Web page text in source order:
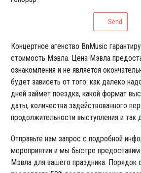
Send
Концертное агенство BnMusic
стоимость Мэвла. Цена Мэвла
ознакомления и не является
будет зависеть от того: как далеко
дней займет поездка, какой формат
даты, количества задействованного
продолжительности выступления и так
Отправьте нам запрос с подробной
мероприятии и мы быстро предоставим
Мэвла для вашего праздника. Порядок